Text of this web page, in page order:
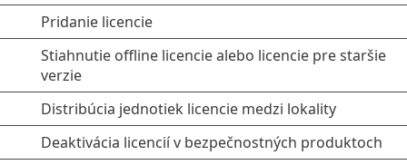
Pridanie licencie
Stiahnutie offline licencie alebo licencie pre staršie
verzie
Distribúcia jednotiek licencie medzi lokality
Deaktivácia licencií v bezpečnostných produktoch